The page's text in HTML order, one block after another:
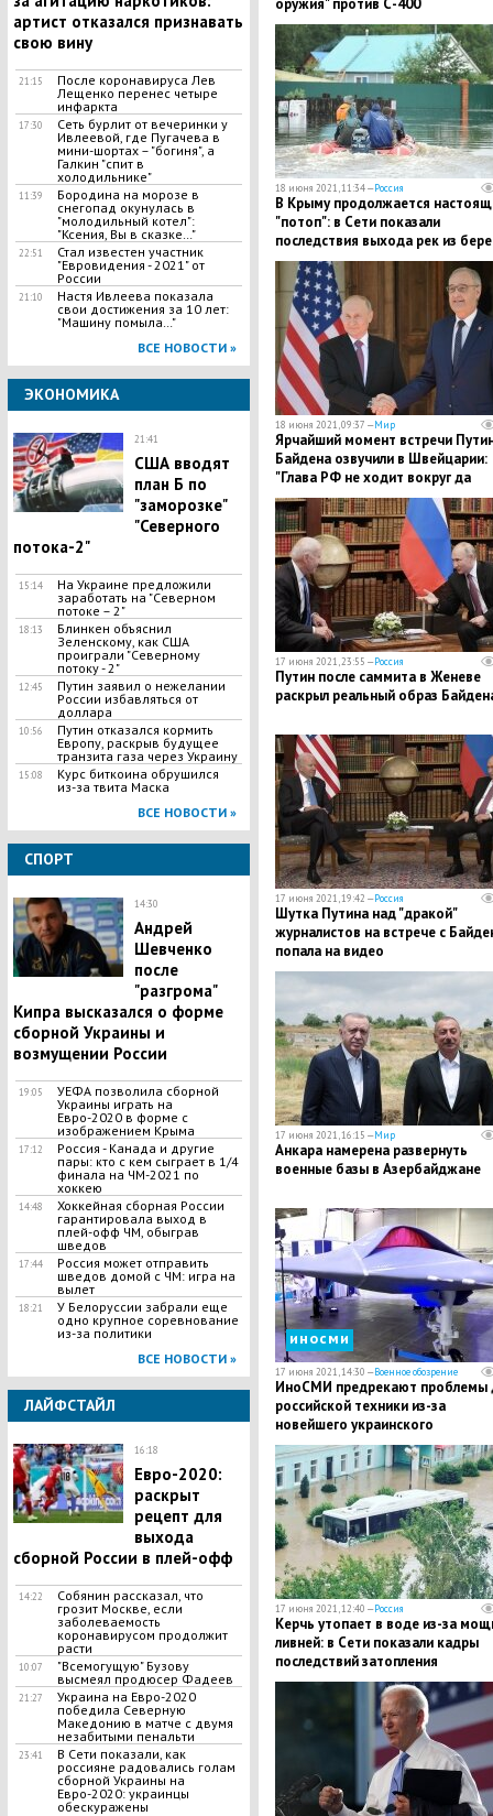
артист отказался признавать
свою вину
21:15
После коронавируса Лев
Лещенко перенес четыре
инфаркта
17:30
Сеть бурлит от вечеринки у
Ивлеевой, где Пугачева в
мини-шортах – "богиня", а
Галкин "спит в
холодильнике"
11:39
Бородина на морозе в
снегопад окунулась в
"молодильный котел":
"Ксения, Вы в сказке…"
22:51
Стал известен участник
"Евровидения - 2021" от
России
21:10
Настя Ивлеева показала
свои достижения за 10 лет:
"Машину помыла…"
ВСЕ НОВОСТИ »
ЭКОНОМИКА
21:41
США вводят
план Б по
"заморозке"
"Северного
потока-2"
15:14
На Украине предложили
заработать на "Северном
потоке – 2"
18:13
Блинкен объяснил
Зеленскому, как США
проиграли "Северному
потоку - 2"
12:45
Путин заявил о нежелании
России избавляться от
доллара
10:56
Путин отказался кормить
Европу, раскрыв будущее
транзита газа через Украину
15:08
Курс биткоина обрушился
из-за твита Маска
ВСЕ НОВОСТИ »
СПОРТ
14:30
Андрей
Шевченко
после
"разгрома"
Кипра высказался о форме
сборной Украины и
возмущении России
19:05
УЕФА позволила сборной
Украины играть на
Евро-2020 в форме с
изображением Крыма
17:12
Россия - Канада и другие
пары: кто с кем сыграет в 1/4
финала на ЧМ-2021 по
хоккею
14:48
Хоккейная сборная России
гарантировала выход в
плей-офф ЧМ, обыграв
шведов
17:44
Россия может отправить
шведов домой с ЧМ: игра на
вылет
18:21
У Белоруссии забрали еще
одно крупное соревнование
из-за политики
ВСЕ НОВОСТИ »
ЛАЙФСТАЙЛ
16:18
Евро-2020:
раскрыт
рецепт для
выхода
сборной России в плей-офф
14:22
Собянин рассказал, что
грозит Москве, если
заболеваемость
коронавирусом продолжит
расти
10:07
"Всемогущую" Бузову
высмеял продюсер Фадеев
21:27
Украина на Евро-2020
победила Северную
Македонию в матче с двумя
незабитыми пенальти
23:41
В Сети показали, как
россияне радовались голам
сборной Украины на
Евро-2020: украинцы
обескуражены
18 июня 2021, 11:34 —Россия
В Крыму продолжается
"потоп": в Сети показали
последствия выхода рек из
18 июня 2021, 09:37 —Мир
Ярчайший момент встречи
Байдена озвучили в Швейцарии:
"Глава РФ не ходит вокруг да
около"
17 июня 2021, 23:55 —Россия
Путин после саммита в Женеве
раскрыл реальный образ
17 июня 2021, 19:42 —Россия
Шутка Путина над "дракой"
журналистов на встрече с
попала на видео
17 июня 2021, 16:15 —Мир
Анкара намерена развернуть
военные базы в Азербайджане
иносми
17 июня 2021, 14:30 —Военное обозрение
ИноСМИ предрекают проблемы
российской техники из-за
новейшего украинского
"невидимого" дрона
17 июня 2021, 12:40 —Россия
Керчь утопает в воде из-за
ливней: в Сети показали кадры
последствий затопления